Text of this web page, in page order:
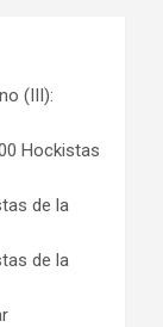
(III):
Hockistas
de la
de la